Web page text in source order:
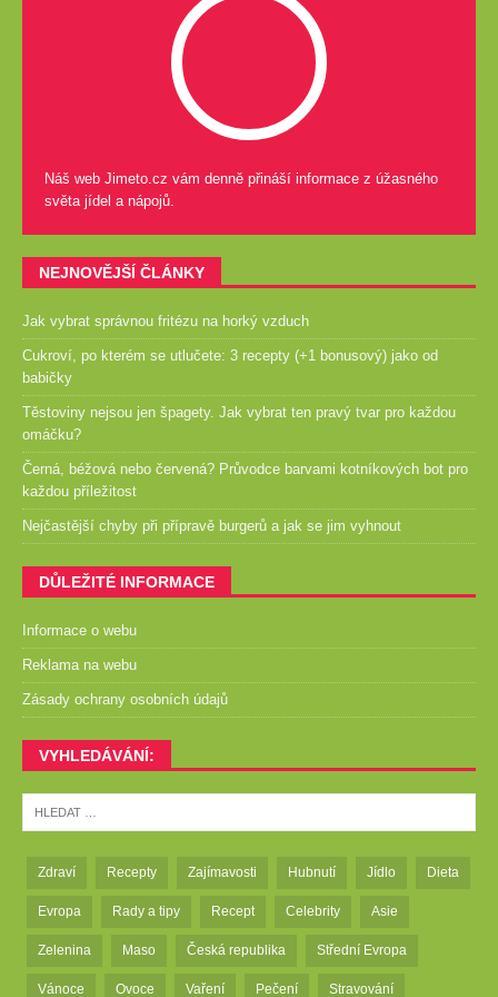
Náš web Jimeto.cz vám denně přináší informace z úžasného
světa jídel a nápojů.
NEJNOVĚJŠÍ ČLÁNKY
Jak vybrat správnou fritézu na horký vzduch
Cukroví, po kterém se utlučete: 3 recepty (+1 bonusový) jako od
babičky
Těstoviny nejsou jen špagety. Jak vybrat ten pravý tvar pro každou
omáčku?
Černá, béžová nebo červená? Průvodce barvami kotníkových bot pro
každou příležitost
Nejčastější chyby při přípravě burgerů a jak se jim vyhnout
DŮLEŽITÉ INFORMACE
Informace o webu
Reklama na webu
Zásady ochrany osobních údajů
VYHLEDÁVÁNÍ:
Zdraví Recepty Zajímavosti Hubnutí Jídlo Dieta
Evropa Rady a tipy Recept Celebrity Asie
Zelenina Maso Česká republika Střední Evropa
Vánoce Ovoce Vaření Pečení Stravování